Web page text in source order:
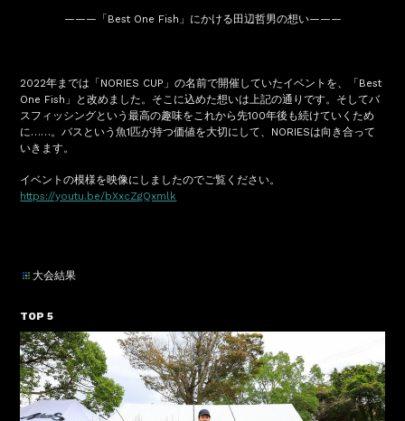
———「Best One Fish」にかける田辺哲男の想い———
2022年までは「NORIES CUP」の名前で開催していたイベントを、「Best
One Fish」と改めました。そこに込めた想いは上記の通りです。そしてバ
スフィッシングという最高の趣味をこれから先100年後も続けていくため
に……。バスという魚1匹が持つ価値を大切にして、NORIESは向き合って
いきます。
イベントの模様を映像にしましたのでご覧ください。
https://youtu.be/bXxcZgQxmlk
大会結果
TOP 5